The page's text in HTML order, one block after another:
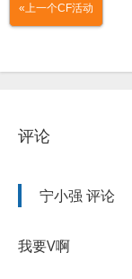
«上一个CF活动
评论
宁小强 评论
我要V啊